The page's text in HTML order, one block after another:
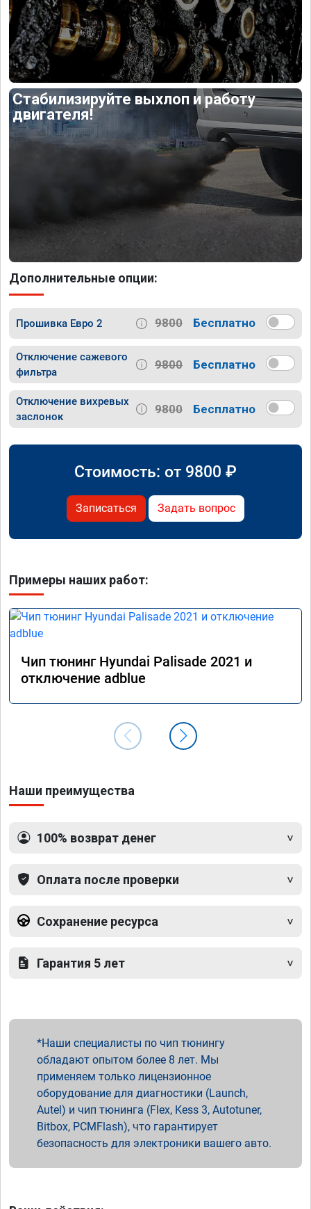
Стабилизируйте выхлоп и работу
двигателя!
Дополнительные опции:
Прошивка Евро 2 9800 Бесплатно
Отключение сажевого
фильтра
9800 Бесплатно
Отключение вихревых
заслонок
9800 Бесплатно
Стоимость: от 9800 ₽
Записаться Задать вопрос
Примеры наших работ:
Чип тюнинг Hyundai Palisade 2021 и
отключение adblue
Наши преимущества
100% возврат денег
Оплата после проверки
Сохранение ресурса
Гарантия 5 лет
Наши специалисты по чип тюнингу
обладают опытом более 8 лет. Мы
применяем только лицензионное
оборудование для диагностики (Launch,
Autel) и чип тюнинга (Flex, Kess 3, Autotuner,
Bitbox, PCMFlash), что гарантирует
безопасность для электроники вашего авто.